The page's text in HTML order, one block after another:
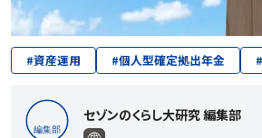
#資産運用 #個人型確定拠出年金 #
セゾンのくらし大研究 編集部